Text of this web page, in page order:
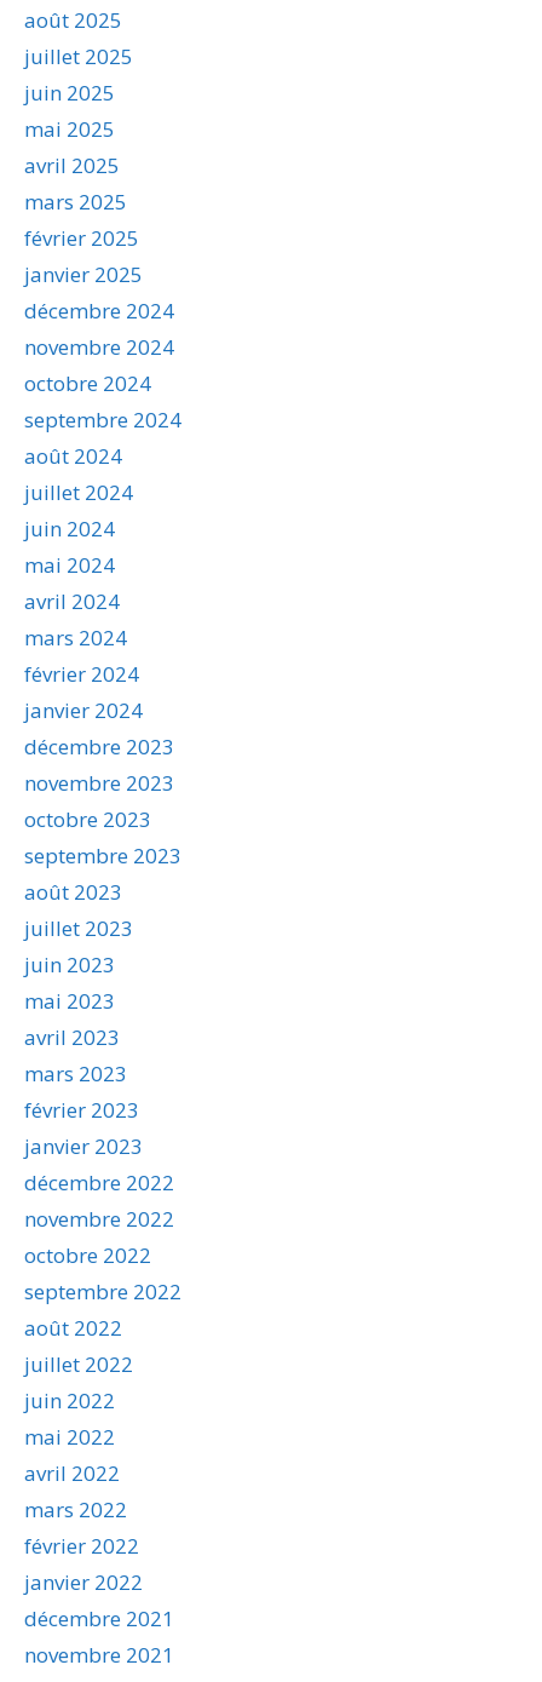
août 2025
juillet 2025
juin 2025
mai 2025
avril 2025
mars 2025
février 2025
janvier 2025
décembre 2024
novembre 2024
octobre 2024
septembre 2024
août 2024
juillet 2024
juin 2024
mai 2024
avril 2024
mars 2024
février 2024
janvier 2024
décembre 2023
novembre 2023
octobre 2023
septembre 2023
août 2023
juillet 2023
juin 2023
mai 2023
avril 2023
mars 2023
février 2023
janvier 2023
décembre 2022
novembre 2022
octobre 2022
septembre 2022
août 2022
juillet 2022
juin 2022
mai 2022
avril 2022
mars 2022
février 2022
janvier 2022
décembre 2021
novembre 2021